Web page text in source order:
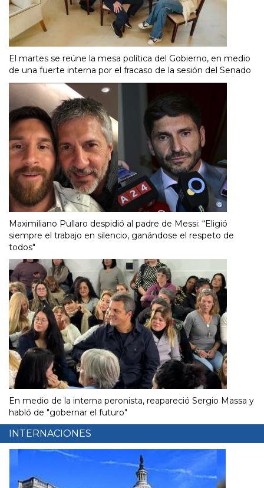
El martes se reúne la mesa política del Gobierno, en medio
de una fuerte interna por el fracaso de la sesión del Senado
Maximiliano Pullaro despidió al padre de Messi: “Eligió
siempre el trabajo en silencio, ganándose el respeto de
todos"
En medio de la interna peronista, reapareció Sergio Massa y
habló de "gobernar el futuro"
INTERNACIONES